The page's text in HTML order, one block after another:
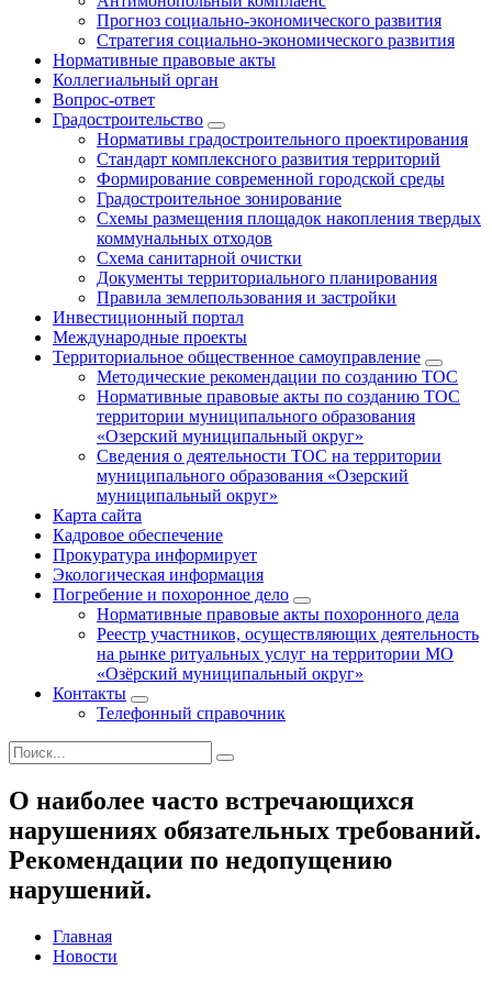
Прогноз социально-экономического развития
Стратегия социально-экономического развития
Нормативные правовые акты
Коллегиальный орган
Вопрос-ответ
Градостроительство
Нормативы градостроительного проектирования
Стандарт комплексного развития территорий
Формирование современной городской среды
Градостроительное зонирование
Схемы размещения площадок накопления твердых
коммунальных отходов
Схема санитарной очистки
Документы территориального планирования
Правила землепользования и застройки
Инвестиционный портал
Международные проекты
Территориальное общественное самоуправление
Методические рекомендации по созданию ТОС
Нормативные правовые акты по созданию ТОС
территории муниципального образования
«Озерский муниципальный округ»
Сведения о деятельности ТОС на территории
муниципального образования «Озерский
муниципальный округ»
Карта сайта
Кадровое обеспечение
Прокуратура информирует
Экологическая информация
Погребение и похоронное дело
Нормативные правовые акты похоронного дела
Реестр участников, осуществляющих деятельность
на рынке ритуальных услуг на территории МО
«Озёрский муниципальный округ»
Контакты
Телефонный справочник
О наиболее часто встречающихся
нарушениях обязательных требований.
Рекомендации по недопущению
нарушений.
Главная
Новости